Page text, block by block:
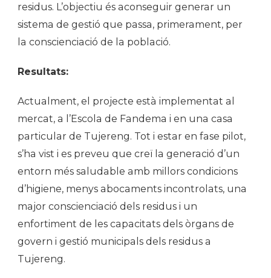
residus. L’objectiu és aconseguir generar un
sistema de gestió que passa, primerament, per
la conscienciació de la població.
Resultats:
Actualment, el projecte està implementat al
mercat, a l’Escola de Fandema i en una casa
particular de Tujereng. Tot i estar en fase pilot,
s’ha vist i es preveu que creï la generació d’un
entorn més saludable amb millors condicions
d’higiene, menys abocaments incontrolats, una
major conscienciació dels residus i un
enfortiment de les capacitats dels òrgans de
govern i gestió municipals dels residus a
Tujereng.